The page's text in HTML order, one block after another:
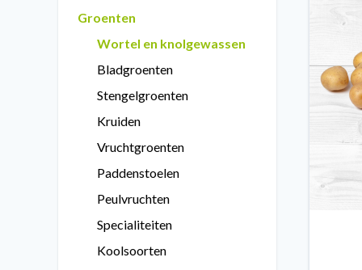
Groenten
Wortel en knolgewassen
Bladgroenten
Stengelgroenten
Kruiden
Vruchtgroenten
Paddenstoelen
Peulvruchten
Specialiteiten
Koolsoorten